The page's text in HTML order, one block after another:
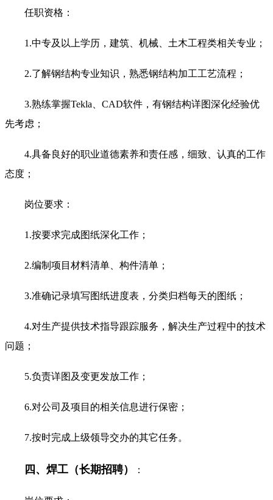
任职资格：
1.中专及以上学历，建筑、机械、土木工程类相关专业；
2.了解钢结构专业知识，熟悉钢结构加工工艺流程；
3.熟练掌握Tekla、CAD软件，有钢结构详图深化经验优
先考虑；
4.具备良好的职业道德素养和责任感，细致、认真的工作
态度；
岗位要求：
1.按要求完成图纸深化工作；
2.编制项目材料清单、构件清单；
3.准确记录填写图纸进度表，分类归档每天的图纸；
4.对生产提供技术指导跟踪服务，解决生产过程中的技术
问题；
5.负责详图及变更发放工作；
6.对公司及项目的相关信息进行保密；
7.按时完成上级领导交办的其它任务。
四、焊工（长期招聘） ：